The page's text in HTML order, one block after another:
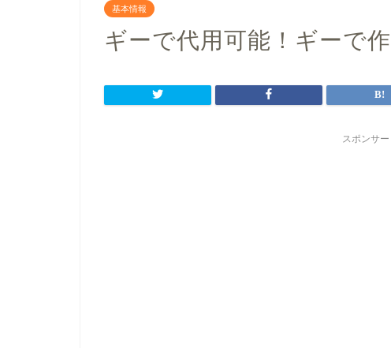
基本情報
ギーで代用可能！ギーで
スポンサー